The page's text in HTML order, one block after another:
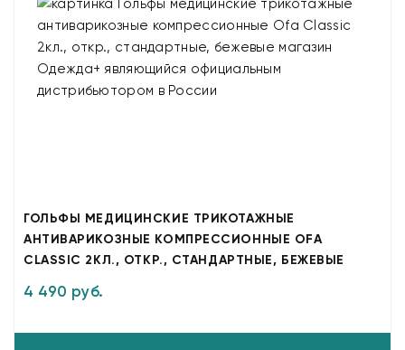
ГОЛЬФЫ МЕДИЦИНСКИЕ ТРИКОТАЖНЫЕ
АНТИВАРИКОЗНЫЕ КОМПРЕССИОННЫЕ OFA
CLASSIC 2КЛ., ОТКР., СТАНДАРТНЫЕ, БЕЖЕВЫЕ
4 490 руб.